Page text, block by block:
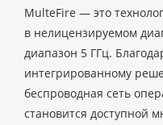
MulteFire — это
в нелицензируемом
диапазон 5 ГГц.
интегрированному
беспроводная сеть
становится доступной